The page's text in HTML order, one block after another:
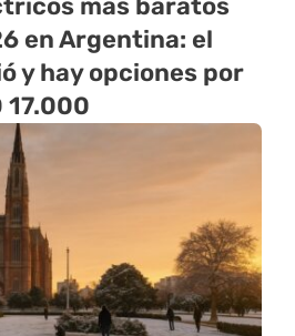
en Argentina: el
y hay opciones por
17.000